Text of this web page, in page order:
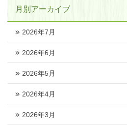
月別アーカイブ
2026年7月
2026年6月
2026年5月
2026年4月
2026年3月